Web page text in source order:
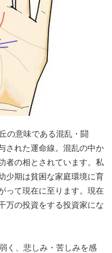
の意味である混乱・闘
された運命線。混乱の中か
者の相とされています。私
少期は貧困な家庭環境に育
って現在に至ります。現在
万の投資をする投資家にな
く、悲しみ・苦しみを感